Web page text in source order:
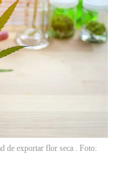
de exportar flor seca . Foto: